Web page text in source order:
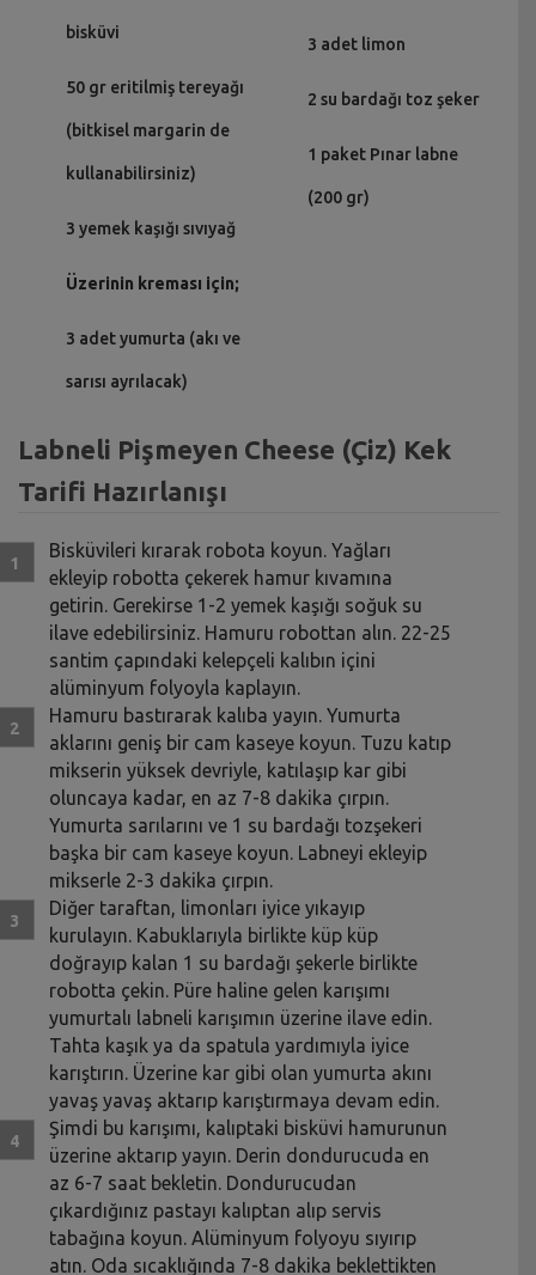
bisküvi
50 gr eritilmiş tereyağı
(bitkisel margarin de
kullanabilirsiniz)
3 yemek kaşığı sıvıyağ
Üzerinin kreması için;
3 adet yumurta (akı ve
sarısı ayrılacak)
3 adet limon
2 su bardağı toz şeker
1 paket Pınar labne
(200 gr)
Labneli Pişmeyen Cheese (Çiz) Kek
Tarifi Hazırlanışı
Bisküvileri kırarak robota koyun. Yağları
ekleyip robotta çekerek hamur kıvamına
getirin. Gerekirse 1-2 yemek kaşığı soğuk su
ilave edebilirsiniz. Hamuru robottan alın. 22-25
santim çapındaki kelepçeli kalıbın içini
alüminyum folyoyla kaplayın.
Hamuru bastırarak kalıba yayın. Yumurta
aklarını geniş bir cam kaseye koyun. Tuzu katıp
mikserin yüksek devriyle, katılaşıp kar gibi
oluncaya kadar, en az 7-8 dakika çırpın.
Yumurta sarılarını ve 1 su bardağı tozşekeri
başka bir cam kaseye koyun. Labneyi ekleyip
mikserle 2-3 dakika çırpın.
Diğer taraftan, limonları iyice yıkayıp
kurulayın. Kabuklarıyla birlikte küp küp
doğrayıp kalan 1 su bardağı şekerle birlikte
robotta çekin. Püre haline gelen karışımı
yumurtalı labneli karışımın üzerine ilave edin.
Tahta kaşık ya da spatula yardımıyla iyice
karıştırın. Üzerine kar gibi olan yumurta akını
yavaş yavaş aktarıp karıştırmaya devam edin.
Şimdi bu karışımı, kalıptaki bisküvi hamurunun
üzerine aktarıp yayın. Derin dondurucuda en
az 6-7 saat bekletin. Dondurucudan
çıkardığınız pastayı kalıptan alıp servis
tabağına koyun. Alüminyum folyoyu sıyırıp
atın. Oda sıcaklığında 7-8 dakika beklettikten